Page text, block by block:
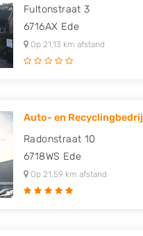
Fultonstraat 3
6716AX Ede
Op 21,13 km afstand
Auto- en
Radonstraat 10
6718WS Ede
Op 21,59 km afstand